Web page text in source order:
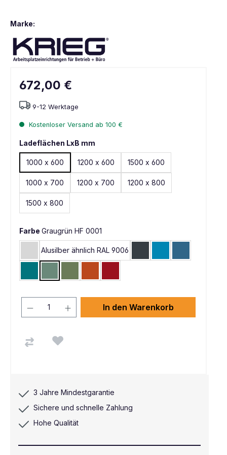
Marke:
672,00 €
9-12 Werktage
Kostenloser Versand ab 100 €
Ladeflächen LxB mm
1000 x 600 1200 x 600 1500 x 600
1000 x 700 1200 x 700 1200 x 800
1500 x 800
Farbe Graugrün HF 0001
Lichtgrau RAL 7035
Alusilber ähnlich RAL 9006
In den Warenkorb
3 Jahre Mindestgarantie
Sichere und schnelle Zahlung
Hohe Qualität